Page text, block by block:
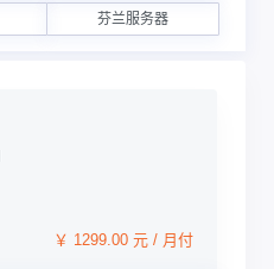
芬兰服务器
￥ 1299.00 元 / 月付